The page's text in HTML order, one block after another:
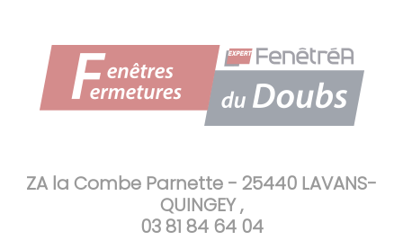
ZA la Combe Parnette - 25440 LAVANS-
QUINGEY ,
03 81 84 64 04